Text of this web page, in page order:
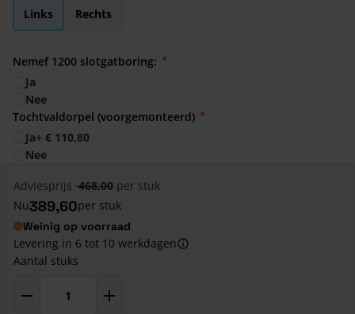
Links Rechts
Nemef 1200 slotgatboring:
Ja
Nee
Tochtvaldorpel (voorgemonteerd)
Ja+ € 110,80
Nee
Adviesprijs 468,00 per stuk
Nu389,60per stuk
Weinig op voorraad
Levering in 6 tot 10 werkdagen
Aantal stuks